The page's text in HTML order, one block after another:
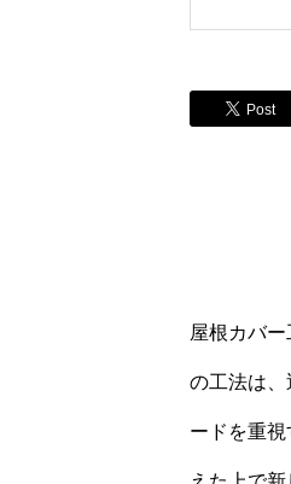
Post
屋根カバ
の工法は
ードを重